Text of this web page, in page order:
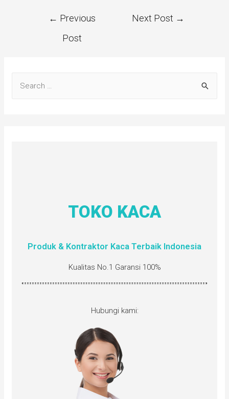
← Previous
Post
Next Post →
TOKO KACA
Produk & Kontraktor Kaca Terbaik Indonesia
Kualitas No.1 Garansi 100%
Hubungi kami: